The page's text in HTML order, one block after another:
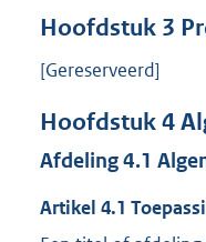
Hoofdstuk 3
[Gereserveerd]
Hoofdstuk4
Afdeling4.1
Artikel 4.1